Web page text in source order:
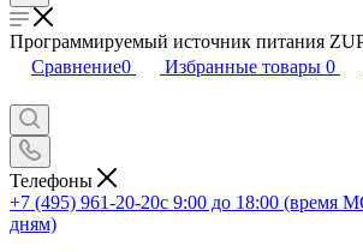
Программируемый источник питания
Сравнение0 Избранные товары 0
Телефоны
+7 (495) 961-20-20с 9:00 до 18:00 (время
дням)